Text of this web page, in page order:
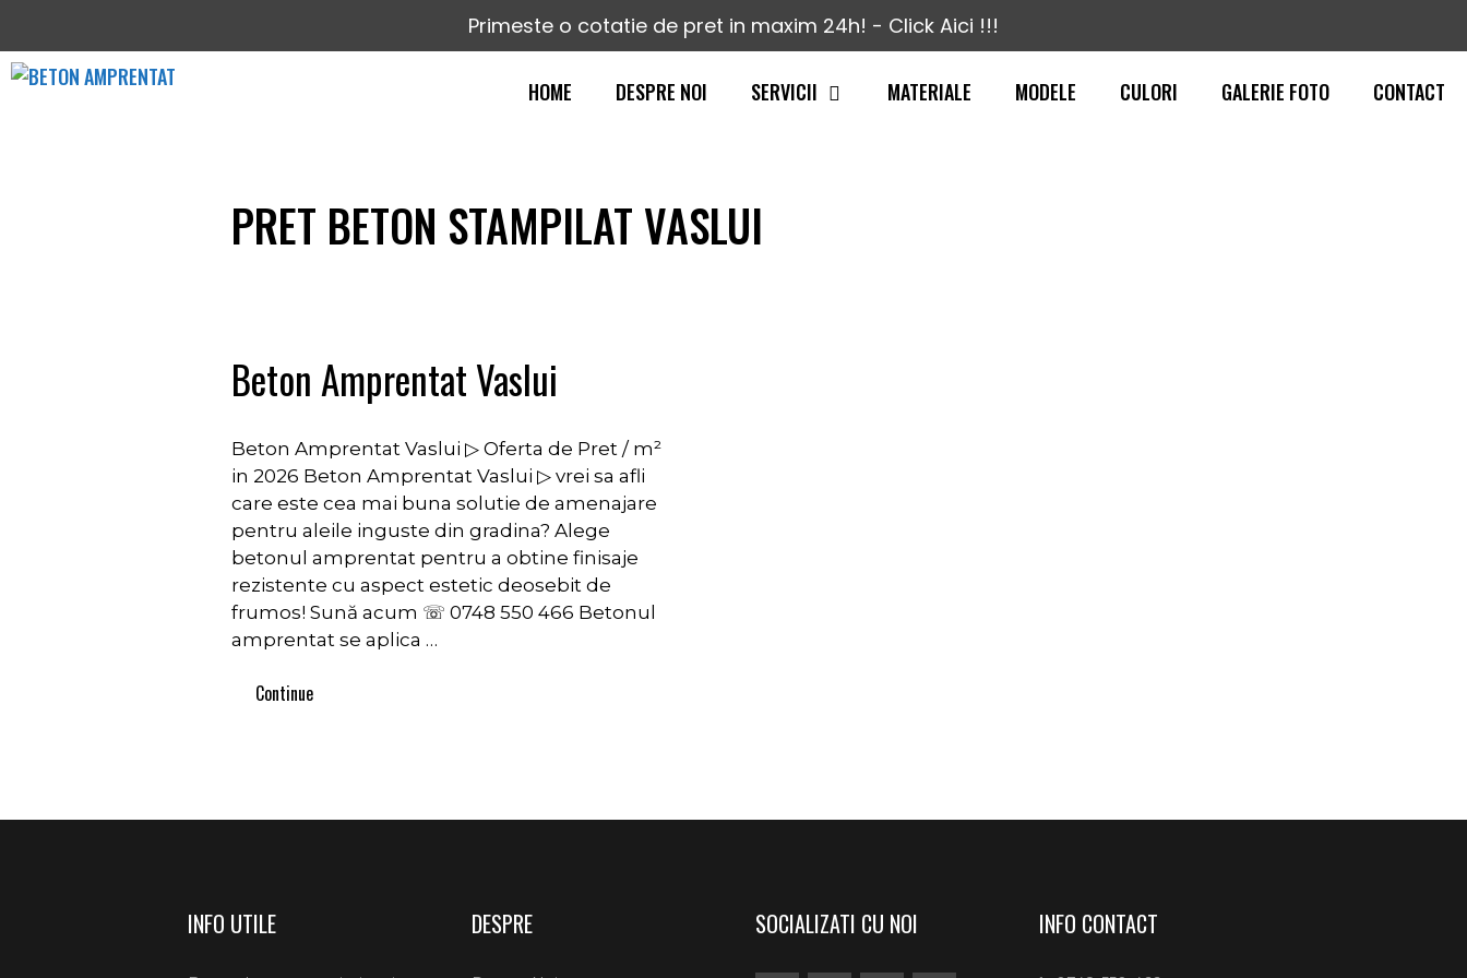
conținut
Primeste o cotatie de pret in maxim 24h! - Click Aici !!!
HOME DESPRE NOI SERVICII MATERIALE MODELE CULORI GALERIE FOTO CONTACT
PRET BETON STAMPILAT VASLUI
Beton Amprentat Vaslui
Beton Amprentat Vaslui ▷ Oferta de Pret / m²
in 2026 Beton Amprentat Vaslui ▷ vrei sa afli
care este cea mai buna solutie de amenajare
pentru aleile inguste din gradina? Alege
betonul amprentat pentru a obtine finisaje
rezistente cu aspect estetic deosebit de
frumos! Sună acum ☏ 0748 550 466 Betonul
amprentat se aplica …
Continue
INFO UTILE DESPRE SOCIALIZATI CU NOI INFO CONTACT